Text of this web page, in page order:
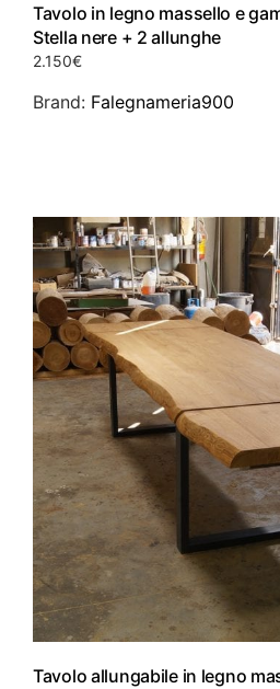
Tavolo in legno massello e
Stella nere + 2 allunghe
2.150€
Brand: Falegnameria900
Tavolo allungabile in legno